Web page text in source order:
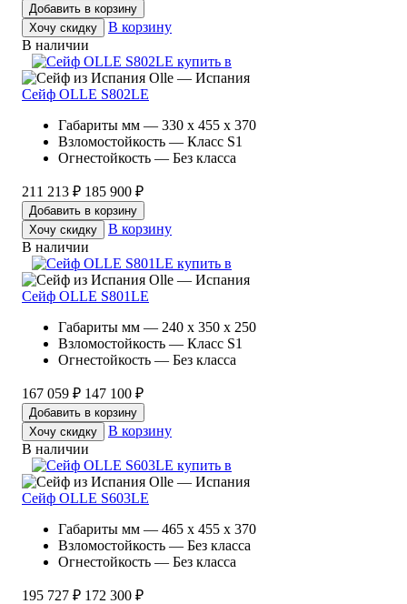
Добавить в корзину
Хочу скидку
В корзину
В наличии
Olle — Испания
Сейф OLLE S802LE
Габариты мм — 330 x 455 x 370
Взломостойкость — Класс S1
Огнестойкость — Без класса
211 213 ₽ 185 900 ₽
Добавить в корзину
Хочу скидку
В корзину
В наличии
Olle — Испания
Сейф OLLE S801LE
Габариты мм — 240 x 350 x 250
Взломостойкость — Класс S1
Огнестойкость — Без класса
167 059 ₽ 147 100 ₽
Добавить в корзину
Хочу скидку
В корзину
В наличии
Olle — Испания
Сейф OLLE S603LE
Габариты мм — 465 x 455 x 370
Взломостойкость — Без класса
Огнестойкость — Без класса
195 727 ₽ 172 300 ₽